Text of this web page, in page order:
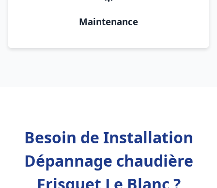
Maintenance
Besoin de Installation
Dépannage chaudière